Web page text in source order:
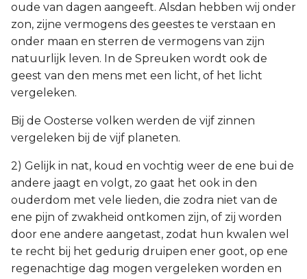
oude van dagen aangeeft. Alsdan hebben wij onder
zon, zijne vermogens des geestes te verstaan en
onder maan en sterren de vermogens van zijn
natuurlijk leven. In de Spreuken wordt ook de
geest van den mens met een licht, of het licht
vergeleken.
Bij de Oosterse volken werden de vijf zinnen
vergeleken bij de vijf planeten.
2) Gelijk in nat, koud en vochtig weer de ene bui de
andere jaagt en volgt, zo gaat het ook in den
ouderdom met vele lieden, die zodra niet van de
ene pijn of zwakheid ontkomen zijn, of zij worden
door ene andere aangetast, zodat hun kwalen wel
te recht bij het gedurig druipen ener goot, op ene
regenachtige dag mogen vergeleken worden en